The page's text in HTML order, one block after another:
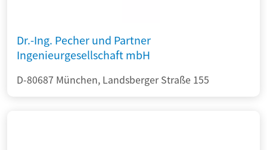
Dr.-Ing. Pecher und Partner
Ingenieurgesellschaft mbH
D-80687 München, Landsberger Straße 155